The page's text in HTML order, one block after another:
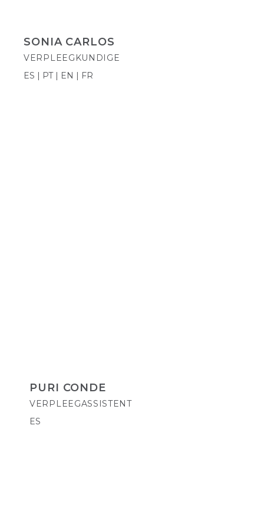
SONIA CARLOS
VERPLEEGKUNDIGE
ES | PT | EN | FR
PURI CONDE
VERPLEEGASSISTENT
ES